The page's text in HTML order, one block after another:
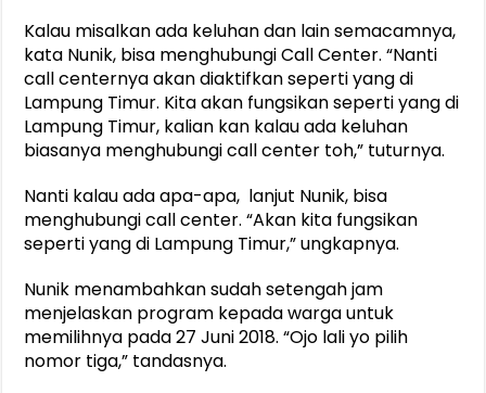
Kalau misalkan ada keluhan dan lain semacamnya,
kata Nunik, bisa menghubungi Call Center. “Nanti
call centernya akan diaktifkan seperti yang di
Lampung Timur. Kita akan fungsikan seperti yang di
Lampung Timur, kalian kan kalau ada keluhan
biasanya menghubungi call center toh,” tuturnya.
Nanti kalau ada apa-apa, lanjut Nunik, bisa
menghubungi call center. “Akan kita fungsikan
seperti yang di Lampung Timur,” ungkapnya.
Nunik menambahkan sudah setengah jam
menjelaskan program kepada warga untuk
memilihnya pada 27 Juni 2018. “Ojo lali yo pilih
nomor tiga,” tandasnya.